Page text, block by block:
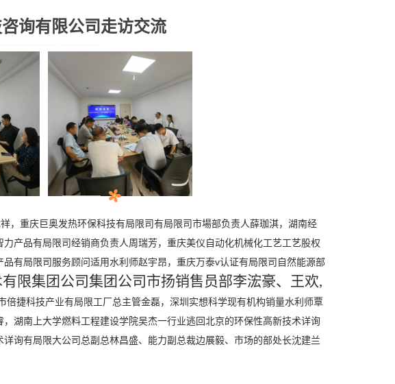
询有限公司走访交流
，重庆巨奥发热环保科技有局限司有局限司市場部负责人薛珈淇，湖南经
产品有局限司经销商负责人周瑞芳，重庆美仪自动化机械化工艺工艺股权
有局限司服务顾问适用水利师赵宇昂，重庆万泰v认证有局限司自然能源部
限集团公司集团公司市扬销售员部李浤豪、王欢,
捷科技产业有局限工厂总主管金磊，深圳实想科学现有机构销量水利师覃
湖南上大学燃料工程建设学院吴杰一行业逃回北京的环保性高新技术详询
询有局限大公司总副总林昌盛、能力副总裁边展毅、市场的部处长沈建兰